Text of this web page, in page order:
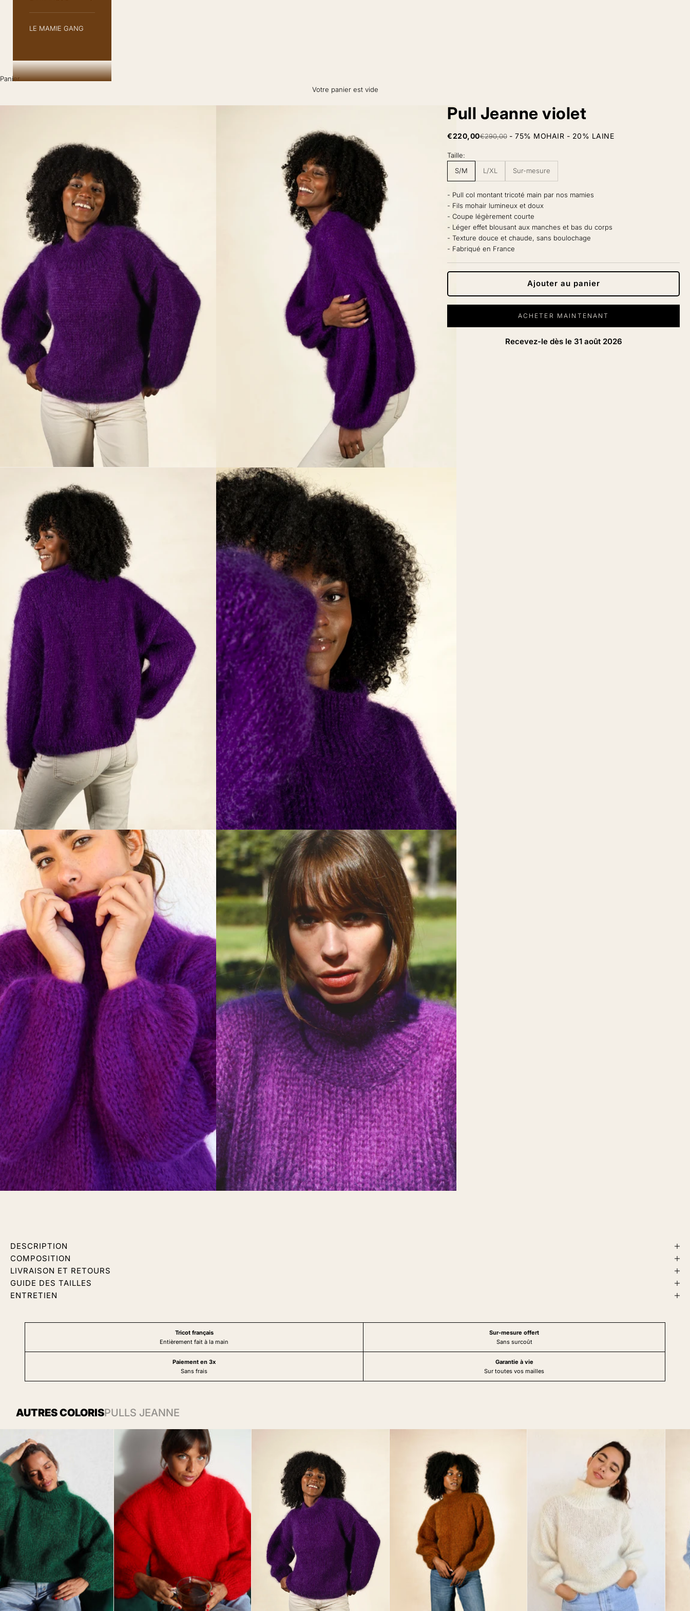
LE MAMIE GANG
Panier
Votre panier est vide
Pull Jeanne violet
Prix de vente
€220,00Prix normal
€290,00- 75% MOHAIR - 20% LAINE
Taille:
S/M
L/XL Sur-mesure
- Pull col montant tricoté main par nos mamies
- Fils mohair lumineux et doux
- Coupe légèrement courte
- Léger effet blousant aux manches et bas du corps
- Texture douce et chaude, sans boulochage
- Fabriqué en France
Ajouter au panier
ACHETER MAINTENANT
Recevez-le dès le 31 août 2026
DESCRIPTION
COMPOSITION
LIVRAISON ET RETOURS
GUIDE DES TAILLES
ENTRETIEN
Tricot français
Entièrement fait à la main
Sur-mesure offert
Sans surcoût
Paiement en 3x
Sans frais
Garantie à vie
Sur toutes vos mailles
AUTRES COLORISPULLS JEANNE